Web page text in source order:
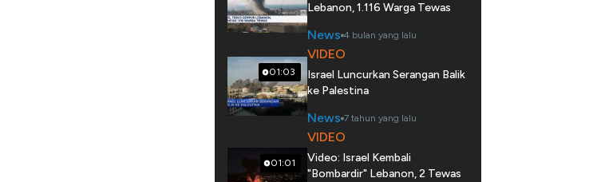
Lebanon, 1.116 Warga Tewas
News 4 bulan yang lalu
01:03
VIDEO
Israel Luncurkan Serangan Balik
ke Palestina
News 7 tahun yang lalu
01:01
VIDEO
Video: Israel Kembali
"Bombardir" Lebanon, 2 Tewas